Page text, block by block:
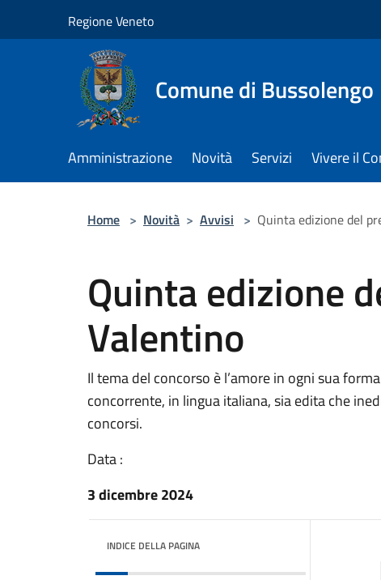
Regione Veneto
Comune di Bussolengo
Amministrazione Novità Servizi Vivere il
Home > Novità > Avvisi > Quinta edizione del
Quinta edizione
Valentino
Il tema del concorso è l’amore in ogni sua
concorrente, in lingua italiana, sia edita che
concorsi.
Data :
3 dicembre 2024
INDICE DELLA PAGINA